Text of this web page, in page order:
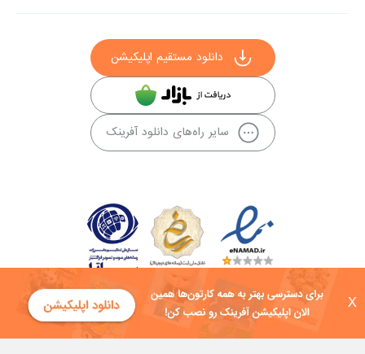
X
دانلود مستقیم اپلیکیشن
سایر راه‌های دانلود آفرینک
کلیه حقوق این سایت به شرکت توسعه فناوی هفت آسمان توکان تعلق دارد و